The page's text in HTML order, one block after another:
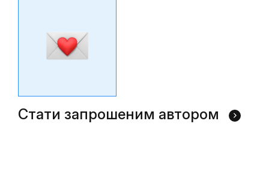
Стати запрошеним автором